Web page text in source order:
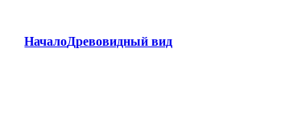
НачалоДревовидный вид